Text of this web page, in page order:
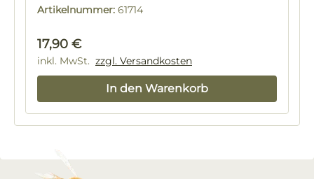
Artikelnummer: 61714
Regulärer Preis:
17,90 €
inkl. MwSt. zzgl. Versandkosten
In den Warenkorb